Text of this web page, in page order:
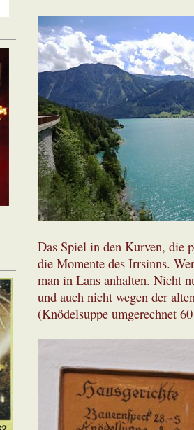
Das Spiel in den Kurven, die
die Momente des Irrsinns.
man in Lans anhalten. Nicht
und auch nicht wegen der
(Knödelsuppe umgerechnet